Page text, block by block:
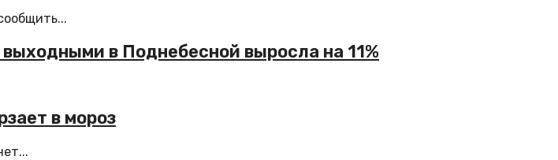
в Поднебесной выросла на 11%
в мороз